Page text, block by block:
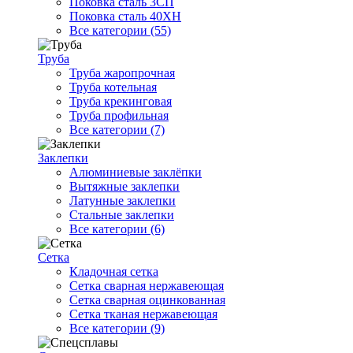
Поковка сталь 40ХН
Все категории (55)
Труба
Труба жаропрочная
Труба котельная
Труба крекинговая
Труба профильная
Все категории (7)
Заклепки
Алюминиевые заклёпки
Вытяжные заклепки
Латунные заклепки
Стальные заклепки
Все категории (6)
Сетка
Кладочная сетка
Сетка сварная нержавеющая
Сетка сварная оцинкованная
Сетка тканая нержавеющая
Все категории (9)